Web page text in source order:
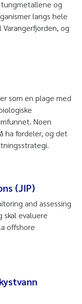
og
langs hele
og
som en plage med
Noen
ha fordeler, og det
(JIP)
and assessing
skal evaluere
offshore